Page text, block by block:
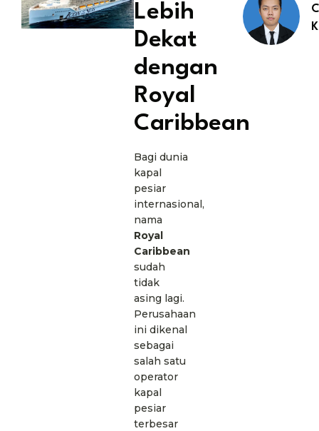
Lebih
Dekat
dengan
Royal
Caribbean
Bagi dunia
kapal
pesiar
internasional,
nama
Royal
Caribbean
sudah
tidak
asing lagi.
Perusahaan
ini dikenal
sebagai
salah satu
operator
kapal
pesiar
terbesar